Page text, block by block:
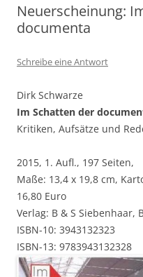
Neuerscheinung:
documenta
Schreibe eine Antwort
Dirk Schwarze
Im Schatten der
Kritiken, Aufsätze und
2015, 1. Aufl., 197 Seiten,
Maße: 13,4 x 19,8 cm,
16,80 Euro
Verlag: B & S Siebenhaar,
ISBN-10: 3943132323
ISBN-13: 9783943132328